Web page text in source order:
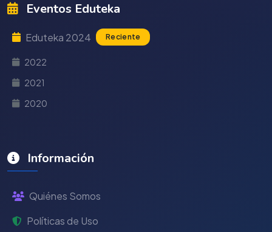
Eventos Eduteka
Eduteka 2024 Reciente
2022
2021
2020
Información
Quiénes Somos
Políticas de Uso